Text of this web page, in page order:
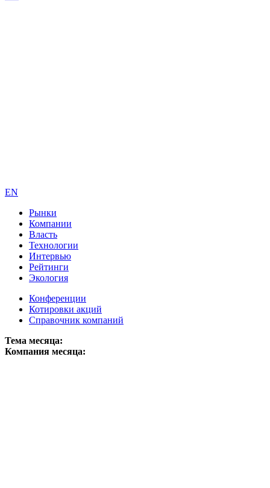
EN
Рынки
Компании
Власть
Технологии
Интервью
Рейтинги
Экология
Конференции
Котировки акций
Справочник компаний
Тема месяца:
Компания месяца: